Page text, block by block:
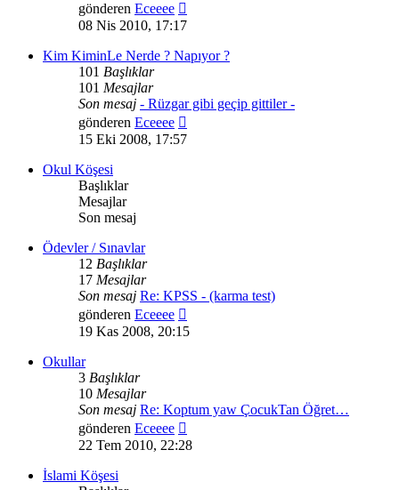
gönderen Eceeee
mesajı
08 Nis 2010, 17:17
Kim KiminLe Nerde ? Napıyor ?
101 Başlıklar
101 Mesajlar
Son mesaj - Rüzgar gibi geçip gittiler -
gönderen Eceeee
mesajı
15 Eki 2008, 17:57
Okul Köşesi
Başlıklar
Mesajlar
Son mesaj
Ödevler / Sınavlar
12 Başlıklar
17 Mesajlar
Son mesaj Re: KPSS - (karma test)
gönderen Eceeee
mesajı
19 Kas 2008, 20:15
Okullar
3 Başlıklar
10 Mesajlar
Son mesaj Re: Koptum yaw ÇocukTan Öğret…
gönderen Eceeee
mesajı
22 Tem 2010, 22:28
İslami Köşesi